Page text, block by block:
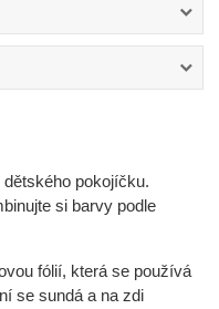
pokojíčku.
si barvy podle
fólií, která se používá
se sundá a na zdi